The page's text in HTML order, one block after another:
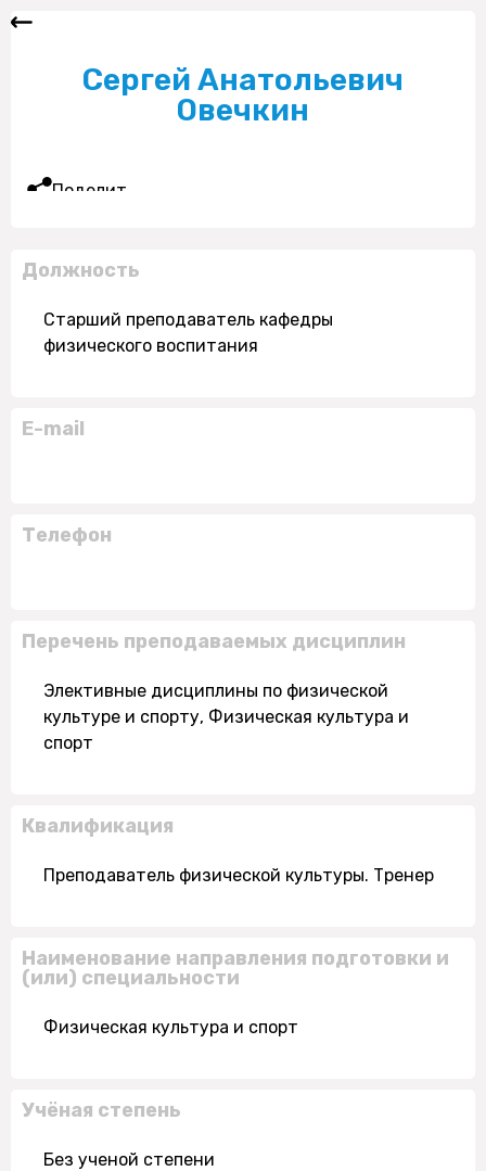
Сергей Анатольевич
Овечкин
Поделиться
Должность
Старший преподаватель кафедры
физического воспитания
E-mail
Телефон
Перечень преподаваемых дисциплин
Элективные дисциплины по физической
культуре и спорту, Физическая культура и
спорт
Квалификация
Преподаватель физической культуры. Тренер
Наименование направления подготовки и
(или) специальности
Физическая культура и спорт
Учёная степень
Без ученой степени